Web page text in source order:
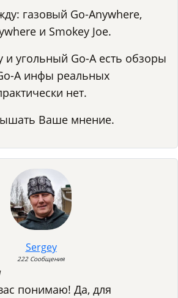
газовый Go-Anywhere,
и Smokey Joe.
и угольный Go-A есть обзоры
A инфы реальных
нет.
Ваше мнение.
Sergey
222 Сообщения
понимаю! Да, для